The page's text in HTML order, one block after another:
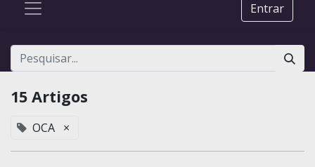
Entrar
15 Artigos
OCA ×